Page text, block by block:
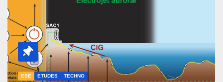
COMMUNICATION ESE